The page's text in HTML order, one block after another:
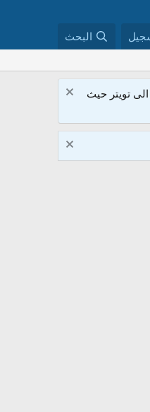
البحث
تويتر حيث